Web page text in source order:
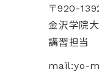
〒920-
金沢学院
講習担当
mail:yo-